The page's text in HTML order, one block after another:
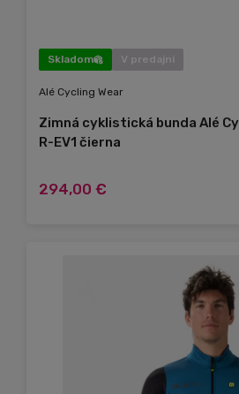
Skladom V predajni
Alé Cycling Wear
Zimná cyklistická bunda Alé
R-EV1 čierna
294,00 €